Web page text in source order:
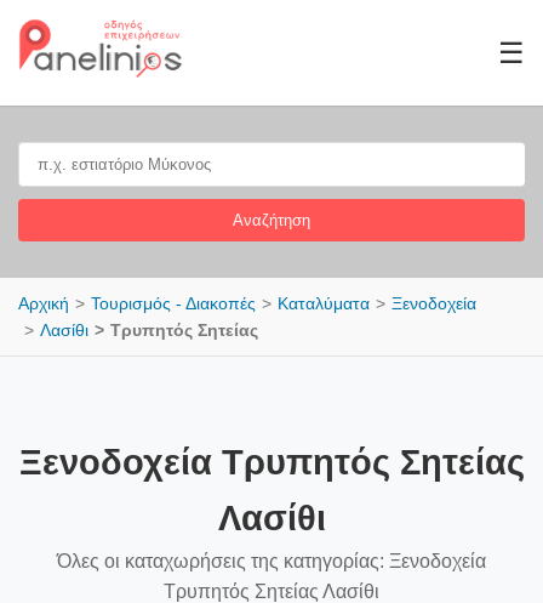
☰
Αναζήτηση
Αρχική Τουρισμός - Διακοπές Καταλύματα
Ξενοδοχεία
Λασίθι
Τρυπητός Σητείας
Ξενοδοχεία Τρυπητός Σητείας
Λασίθι
Όλες οι καταχωρήσεις της κατηγορίας: Ξενοδοχεία
Τρυπητός Σητείας Λασίθι